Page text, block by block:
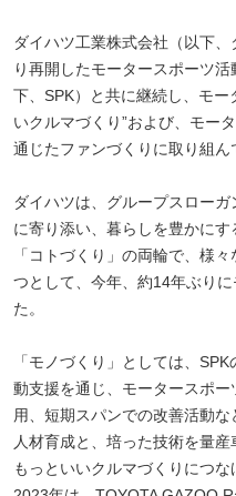
ダイハツ工業株式会社（以下
り再開したモータースポーツ
下、SPK）と共に継続し、モ
いクルマづくり”および、モー
通じたファンづくりに取り組ん
ダイハツは、グループスロー
に寄り添い、暮らしを豊かに
「コトづくり」の両輪で、様
つとして、今年、約14年ぶり
た。
「モノづくり」としては、
動支援を通じ、モータースポ
用、短期スパンでの改善活動
人材育成と、培った技術を量産
もっといいクルマづくりにつな